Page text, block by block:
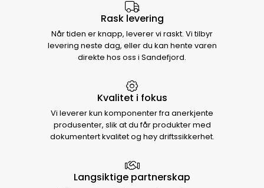
Rask levering
Når tiden er knapp, leverer vi raskt. Vi tilbyr
levering neste dag, eller du kan hente varen
direkte hos oss i Sandefjord.
Kvalitet i fokus
Vi leverer kun komponenter fra anerkjente
produsenter, slik at du får produkter med
dokumentert kvalitet og høy driftssikkerhet.
Langsiktige partnerskap